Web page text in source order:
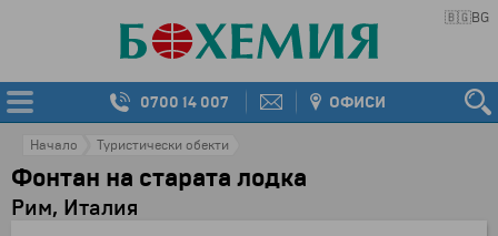
🇧🇬BG
0700 14 007 ОФИСИ
Начало Туристически обекти
Фонтан на старата лодка
Рим, Италия